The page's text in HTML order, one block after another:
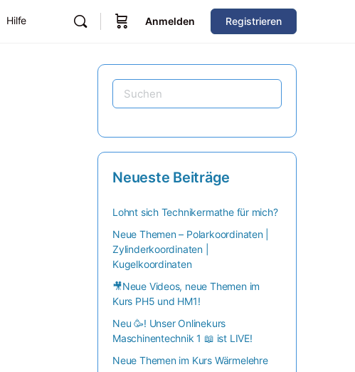
Hilfe Anmelden Registrieren
Neueste Beiträge
Lohnt sich Technikermathe für mich?
Neue Themen – Polarkoordinaten |
Zylinderkoordinaten |
Kugelkoordinaten
🎥Neue Videos, neue Themen im
Kurs PH5 und HM1!
Neu 🥳! Unser Onlinekurs
Maschinentechnik 1 📖 ist LIVE!
Neue Themen im Kurs Wärmelehre